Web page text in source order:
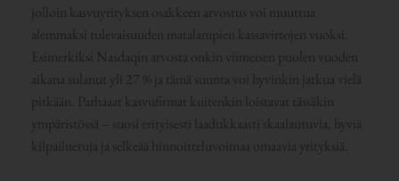
jolloin kasvuyrityksen osakkeen arvostus voi muuttua
alemmaksi tulevaisuuden matalampien kassavirtojen vuoksi.
Esimerkiksi Nasdaqin arvosta onkin viimeisen puolen vuoden
aikana sulanut yli 27 % ja tämä suunta voi hyvinkin jatkua vielä
pitkään. Parhaaat kasvufirmat kuitenkin loistavat tässäkin
ympäristössä – suosi erityisesti laadukkaasti skaalautuvia, hyviä
kilpailuetuja ja selkeää hinnoitteluvoimaa omaavia yrityksiä.